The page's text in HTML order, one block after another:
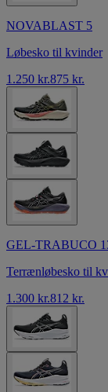
NOVABLAST 5
Løbesko til kvinder
1.250 kr.875 kr.
GEL-TRABUCO
Terrænløbesko til
1.300 kr.812 kr.